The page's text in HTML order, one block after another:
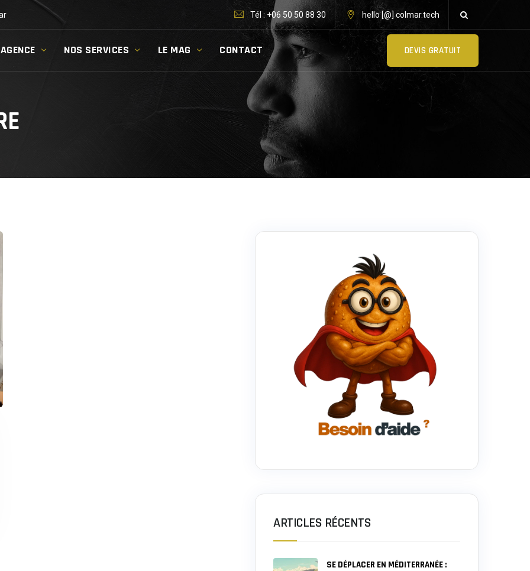
Tél : +06 50 50 88 30 hello [@] colmar.tech
NOS SERVICES LE MAG CONTACT DEVIS GRATUIT
ARTICLES RÉCENTS
SE DÉPLACER EN MÉDITERRANÉE :